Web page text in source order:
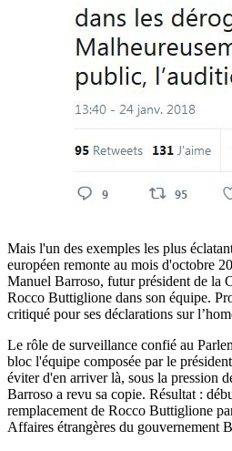
Mais l'un des exemples les plus
européen remonte au mois d'octobre
Manuel Barroso, futur président de la
Rocco Buttiglione dans son équipe.
critiqué pour ses déclarations sur
Le rôle de surveillance confié au
bloc l'équipe composée par le
éviter d'en arriver là, sous la pression
Barroso a revu sa copie. Résultat :
remplacement de Rocco Buttiglione
Affaires étrangères du gouvernement